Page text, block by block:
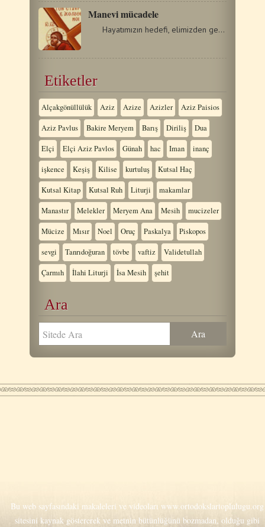
Manevi mücadele
Hayatımızın hedefi, elimizden geldiği kadar kutsal,…
Etiketler
Alçakgönüllülük Aziz Azize Azizler Aziz Paisios
Aziz Pavlus Bakire Meryem Barış Diriliş Dua
Elçi Elçi Aziz Pavlos Günah hac Iman inanç
işkence Keşiş Kilise kurtuluş Kutsal Haç
Kutsal Kitap Kutsal Ruh Liturji makamlar
Manastır Melekler Meryem Ana Mesih mucizeler
Mücize Mısır Noel Oruç Paskalya Piskopos
sevgi Tanrıdoğuran tövbe vaftiz Validetullah
Çarmıh İlahi Liturji İsa Mesih şehit
Ara
Bu web sayfasındaki makaleleri ve videoları www.ortodokslartoplulugu.org
sitesini kaynak göstererek ve metnin bütünlüğünü bozmadan, olduğu gibi